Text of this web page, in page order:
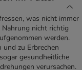
was nicht immer
nicht richtig
werden.
und zu Erbrechen
gesundheitliche
verursachen.